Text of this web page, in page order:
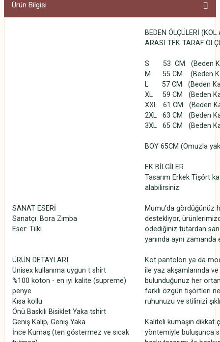
Ürün Bilgisi
SANAT ESERİ
Sanatçı: Bora Zımba
Eser: Tilki
ÜRÜN DETAYLARI
Unisex kullanıma uygun t shirt
%100 koton - en iyi kalite (supreme)
penye
Kısa kollu
Önü Baskılı Bisiklet Yaka tshirt
Geniş Kalıp, Geniş Yaka
İnce Kumaş (ten göstermez ve sıcak
BEDEN ÖLÇÜLERİ (KOL
ARASI TEK TARAF
S 53 CM (Beden
M 55 CM (Beden
L 57 CM (Beden
XL 59 CM (Beden
XXL 61 CM (Beden
2XL 63 CM (Beden
3XL 65 CM (Beden
BOY 65CM (Omuzla
EK BİLGİLER
Tasarım Erkek Tişört
alabilirsiniz.
Mumu'da gördüğünüz
destekliyor,
ödediğiniz tutardan
yanında aynı
Kot pantolon ya da
ile yaz akşamlarında
bulunduğunuz her
farklı özgün tişörtleri
ruhunuzu ve stilinizi
Kaliteli kumaşın dikkat
yöntemiyle buluşunca